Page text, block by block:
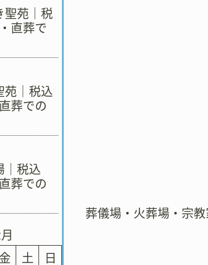
聖苑｜税
直葬で
苑｜税込
葬での
｜税込
葬での
金 土
日
葬儀場・火葬場・宗